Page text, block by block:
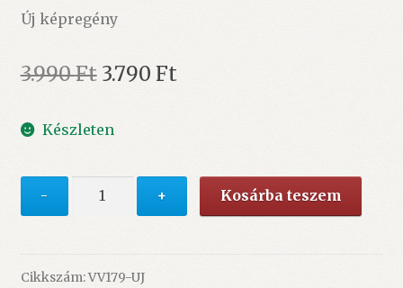
Új képregény
3.990Ft Original
was:
3.790 FtCurrent
Készleten
-
Orange
-
ÚJ
+ Kosárba teszem
Cikkszám:VV179-UJ